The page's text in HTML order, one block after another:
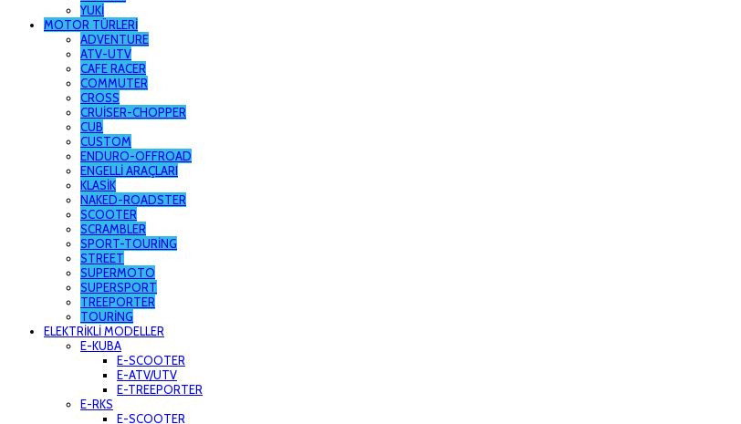
YUKİ
MOTOR TÜRLERİ
ADVENTURE
ATV-UTV
CAFE RACER
COMMUTER
CROSS
CRUİSER-CHOPPER
CUB
CUSTOM
ENDURO-OFFROAD
ENGELLİ ARAÇLARI
KLASİK
NAKED-ROADSTER
SCOOTER
SCRAMBLER
SPORT-TOURİNG
STREET
SUPERMOTO
SUPERSPORT
TREEPORTER
TOURİNG
ELEKTRİKLİ MODELLER
E-KUBA
E-SCOOTER
E-ATV/UTV
E-TREEPORTER
E-RKS
E-SCOOTER